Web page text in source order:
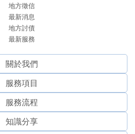
地方徵信
最新消息
地方討債
最新服務
關於我們
服務項⽬
服務流程
知識分享